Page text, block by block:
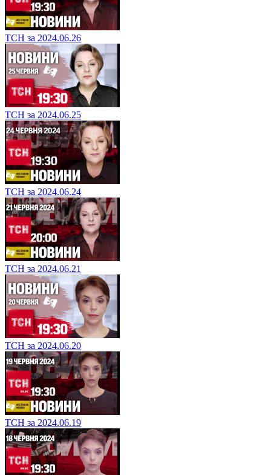
ТСН за 2024.06.26
ТСН за 2024.06.25
ТСН за 2024.06.24
ТСН за 2024.06.21
ТСН за 2024.06.20
ТСН за 2024.06.19